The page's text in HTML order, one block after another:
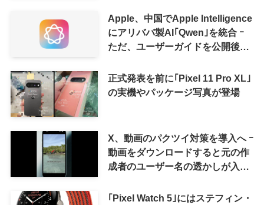
Apple、中国でApple Intelligence
にアリババ製AI｢Qwen｣を統合 ｰ
ただ、ユーザーガイドを公開後に
正式発表を前に｢Pixel 11 Pro XL｣
の実機やパッケージ写真が登場
X、動画のパクツイ対策を導入へ ｰ
動画をダウンロードすると元の作
成者のユーザー名の透かしが入る
｢Pixel Watch 5｣にはステフィン・